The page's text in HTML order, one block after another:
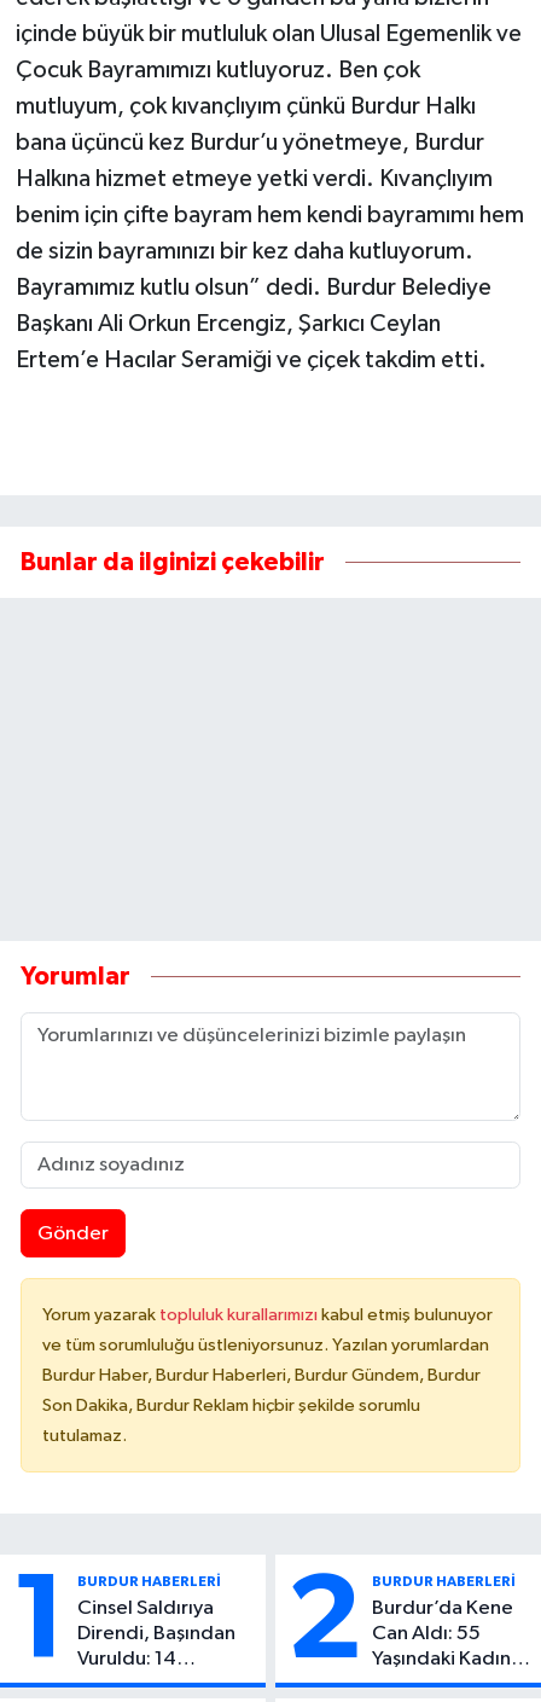
içinde büyük bir mutluluk olan Ulusal Egemenlik ve
Çocuk Bayramımızı kutluyoruz. Ben çok
mutluyum, çok kıvançlıyım çünkü Burdur Halkı
bana üçüncü kez Burdur’u yönetmeye, Burdur
Halkına hizmet etmeye yetki verdi. Kıvançlıyım
benim için çifte bayram hem kendi bayramımı hem
de sizin bayramınızı bir kez daha kutluyorum.
Bayramımız kutlu olsun” dedi. Burdur Belediye
Başkanı Ali Orkun Ercengiz, Şarkıcı Ceylan
Ertem’e Hacılar Seramiği ve çiçek takdim etti.
Bunlar da ilginizi çekebilir
Yorumlar
Gönder
Yorum yazarak topluluk kurallarımızı kabul etmiş bulunuyor
ve tüm sorumluluğu üstleniyorsunuz. Yazılan yorumlardan
Burdur Haber, Burdur Haberleri, Burdur Gündem, Burdur
Son Dakika, Burdur Reklam hiçbir şekilde sorumlu
tutulamaz.
1 BURDUR HABERLERİ
Cinsel Saldırıya
Direndi, Başından
Vuruldu: 14
Yaşındaki Çocuktan
2 BURDUR HABERLERİ
Burdur’da Kene
Can Aldı: 55
Yaşındaki Kadın
Hayatını Kaybetti